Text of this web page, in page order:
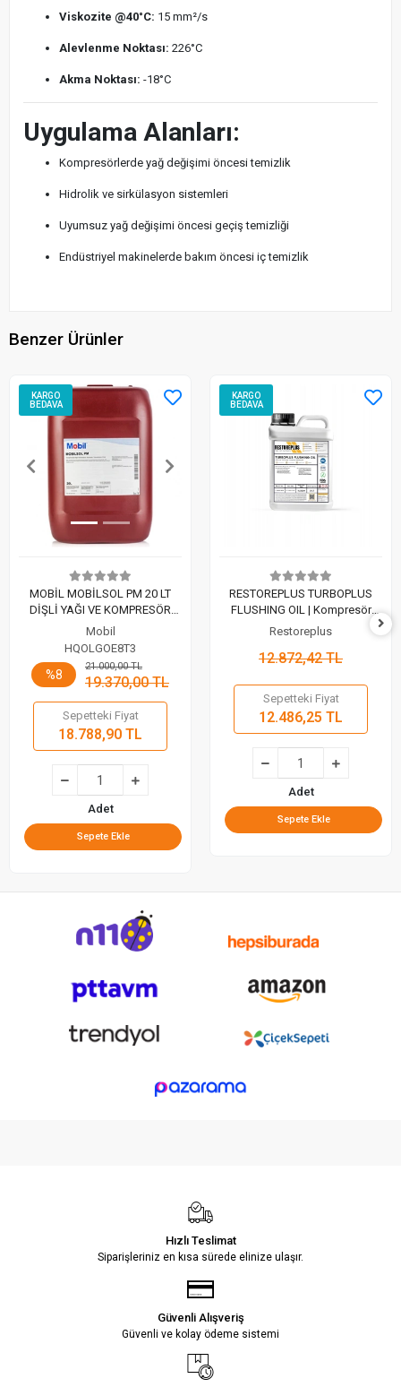
Viskozite @40°C: 15 mm²/s
Alevlenme Noktası: 226°C
Akma Noktası: -18°C
Uygulama Alanları:
Kompresörlerde yağ değişimi öncesi temizlik
Hidrolik ve sirkülasyon sistemleri
Uyumsuz yağ değişimi öncesi geçiş temizliği
Endüstriyel makinelerde bakım öncesi iç temizlik
Benzer Ürünler
KARGO
BEDAVA
MOBİL MOBİLSOL PM 20 LT
DİŞLİ YAĞI VE KOMPRESÖR
YAĞI TEMİZLEYİCİ KONSANTRE
SIVI
Mobil
HQOLGOE8T3
%8
21.000,00 TL
19.370,00 TL
Sepetteki Fiyat
18.788,90 TL
Adet
Sepete Ekle
KARGO
BEDAVA
RESTOREPLUS TURBOPLUS
FLUSHING OIL | Kompresör
Yıkama ve Temizleme Yağı (5
Restoreplus
12.872,42 TL
Sepetteki Fiyat
12.486,25 TL
Adet
Sepete Ekle
Hızlı Teslimat
Siparişleriniz en kısa sürede elinize ulaşır.
Güvenli Alışveriş
Güvenli ve kolay ödeme sistemi